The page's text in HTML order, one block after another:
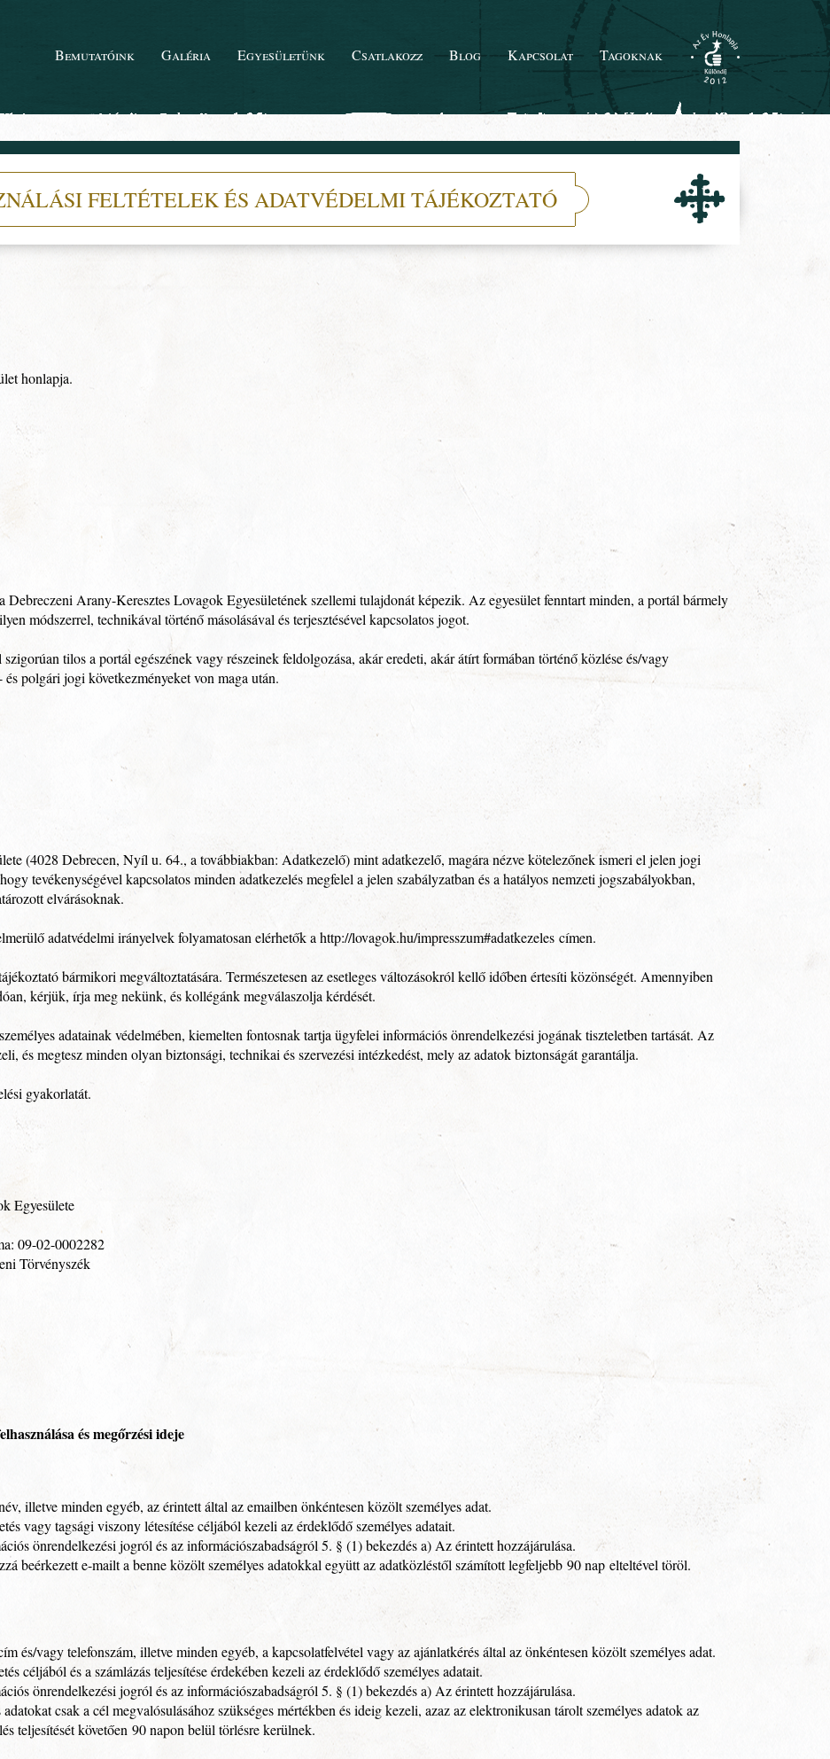
Bemutatóink Galéria Egyesületünk Csatlakozz Blog Kapcsolat Tagoknak
FELTÉTELEK ÉS ADATVÉDELMI TÁJÉKOZTATÓ
honlapja.
Arany-Keresztes Lovagok Egyesületének szellemi tulajdonát képezik. Az egyesület fenntart minden, a portál bármely
módszerrel, technikával történő másolásával és terjesztésével kapcsolatos jogot.
tilos a portál egészének vagy részeinek feldolgozása, akár eredeti, akár átírt formában történő közlése és/vagy
polgári jogi következményeket von maga után.
(4028 Debrecen, Nyíl u. 64., a továbbiakban: Adatkezelő) mint adatkezelő, magára nézve kötelezőnek ismeri el jelen jogi
tevékenységével kapcsolatos minden adatkezelés megfelel a jelen szabályzatban és a hatályos nemzeti jogszabályokban,
elvárásoknak.
adatvédelmi irányelvek folyamatosan elérhetők ahttp://lovagok.hu/impresszum#adatkezeles címen.
bármikori megváltoztatására. Természetesen az esetleges változásokról kellő időben értesíti közönségét. Amennyiben
kérjük, írja meg nekünk, és kollégánk megválaszolja kérdését.
adatainak védelmében, kiemelten fontosnak tartja ügyfelei információs önrendelkezési jogának tiszteletben tartását. Az
és megtesz minden olyan biztonsági, technikai és szervezési intézkedést, mely az adatok biztonságát garantálja.
gyakorlatát.
Egyesülete
09-02-0002282
Törvényszék
és megőrzési ideje
illetve minden egyéb, az érintett által az emailben önkéntesen közölt személyes adat.
vagy tagsági viszony létesítése céljából kezeli az érdeklődő személyes adatait.
önrendelkezési jogról és az információszabadságról 5. § (1) bekezdés a) Az érintett hozzájárulása.
beérkezett e-mailt a benne közölt személyes adatokkal együtt az adatközléstől számított legfeljebb 90 nap elteltével töröl.
és/vagy telefonszám, illetve minden egyéb, a kapcsolatfelvétel vagy az ajánlatkérés által az önkéntesen közölt személyes adat.
céljából és a számlázás teljesítése érdekében kezeli az érdeklődő személyes adatait.
önrendelkezési jogról és az információszabadságról 5. § (1) bekezdés a) Az érintett hozzájárulása.
csak a cél megvalósulásához szükséges mértékben és ideig kezeli, azaz az elektronikusan tárolt személyes adatok az
teljesítését követően 90 napon belül törlésre kerülnek.